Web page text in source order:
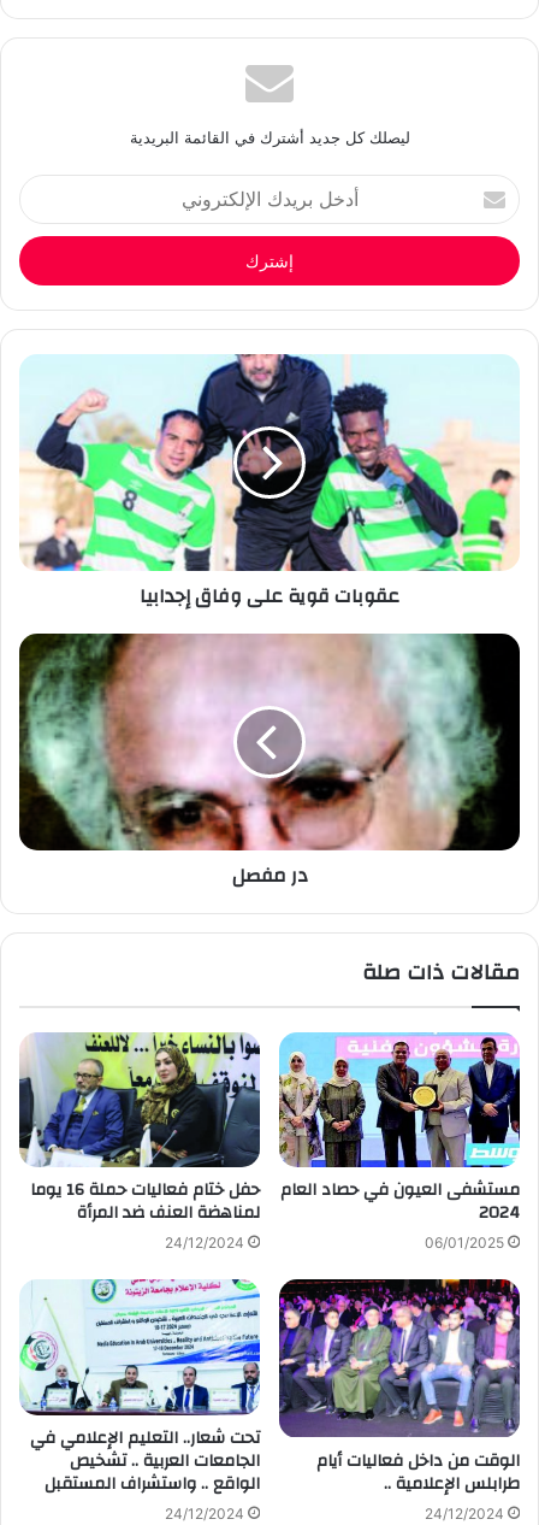
ليصلك كل جديد أشترك في القائمة البريدية
أدخل
بريدك
الإلكتروني
عقوبات قوية على وفاق إجدابيا
در مفصل
مقالات ذات صلة
مستشفى العيون في حصاد العام
2024
06/01/2025
حفل ختام فعاليات حملة 16 يوما
لمناهضة العنف ضد المرأة
24/12/2024
الوقت من داخل فعاليات أيام
طرابلس الإعلامية ..
24/12/2024
تحت شعار.. التعليم الإعلامي في
الجامعات العربية .. تشخيص
الواقع .. واستشراف المستقبل
24/12/2024